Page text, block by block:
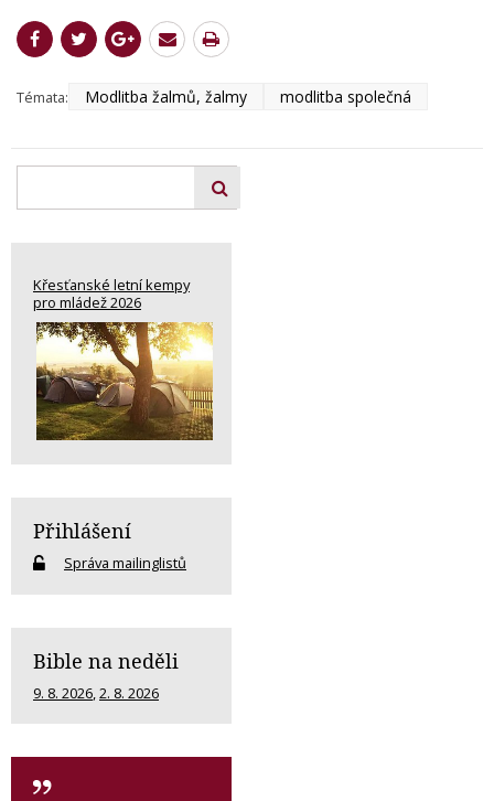
Témata: Modlitba žalmů, žalmy modlitba společná
Křesťanské letní kempy
pro mládež 2026
Přihlášení
Správa mailinglistů
Bible na neděli
9. 8. 2026,2. 8. 2026